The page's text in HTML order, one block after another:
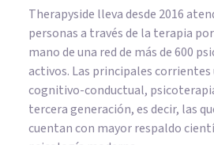
Therapyside lleva desde 2016
personas a través de la terapia
mano de una red de más de 600
activos. Las principales
cognitivo-conductual,
tercera generación, es decir, las
cuentan con mayor respaldo